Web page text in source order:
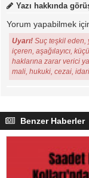
Yazı hakkında
Yorum yapabilmek
Uyarı! Suç teşkil eden,
içeren, aşağılayıcı,
haklarına zarar verici
mali, hukuki, cezai,
Benzer Haberler